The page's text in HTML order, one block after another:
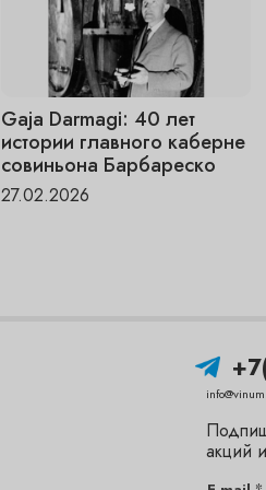
Gaja Darmagi: 40 лет
истории главного каберне
совиньона Барбареско
27.02.2026
акций